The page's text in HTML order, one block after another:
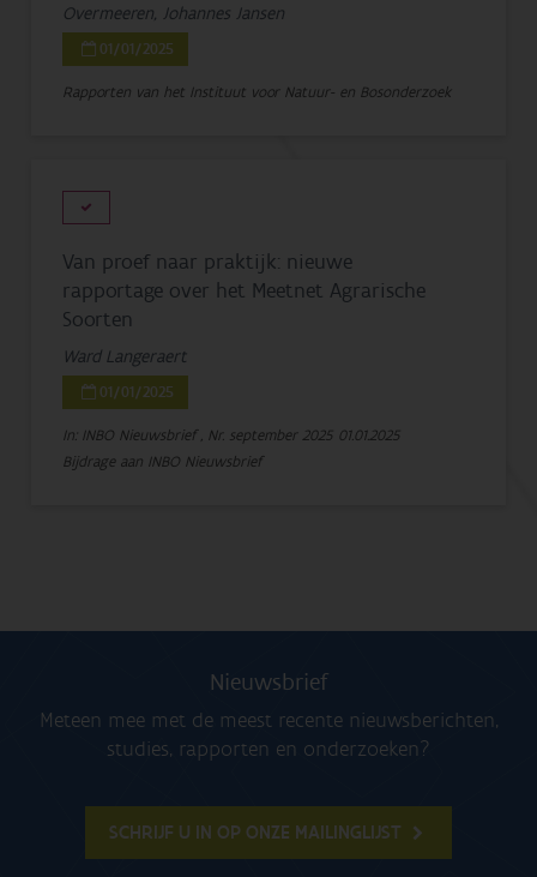
Overmeeren, Johannes Jansen
01/01/2025
Rapporten van het Instituut voor Natuur- en Bosonderzoek
Van proef naar praktijk: nieuwe
rapportage over het Meetnet Agrarische
Soorten
Ward Langeraert
01/01/2025
In: INBO Nieuwsbrief , Nr. september 2025 01.01.2025
Bijdrage aan INBO Nieuwsbrief
Nieuwsbrief
Meteen mee met de meest recente nieuwsberichten,
studies, rapporten en onderzoeken?
SCHRIJF U IN OP ONZE MAILINGLIJST